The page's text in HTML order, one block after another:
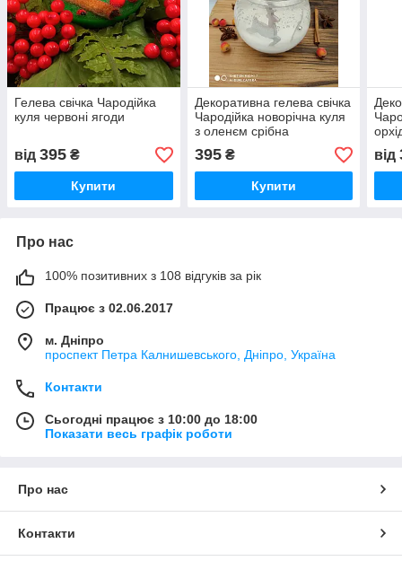
Гелева свічка Чародійка
куля червоні ягоди
від 395 ₴
Купити
Декоративна гелева свічка
Чародійка новорічна куля
з оленєм срібна
395₴
Купити
від
Про нас
100% позитивних з 108 відгуків за рік
Працює з 02.06.2017
м. Дніпро
проспект Петра Калнишевського, Дніпро, Україна
Контакти
Сьогодні працює з 10:00 до 18:00
Показати весь графік роботи
Про нас
Контакти